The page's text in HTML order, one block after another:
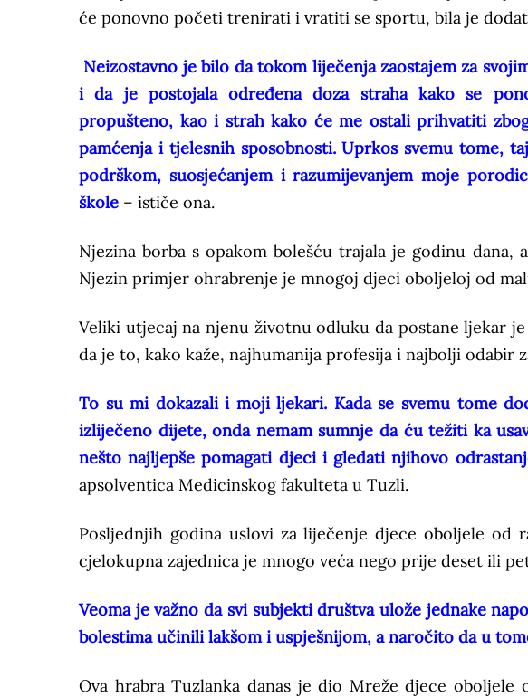
će ponovno početi trenirati i vratiti se sportu, bila je
Neizostavno je bilo da tokom liječenja zaostajem za
i da je postojala određena doza straha kako se
propušteno, kao i strah kako će me ostali prihvatiti
pamćenja i tjelesnih sposobnosti. Uprkos svemu tome,
podrškom, suosjećanjem i razumijevanjem moje
škole – ističe ona.
Njezina borba s opakom bolešću trajala je godinu dana,
Njezin primjer ohrabrenje je mnogoj djeci oboljeloj od
Veliki utjecaj na njenu životnu odluku da postane ljekar
da je to, kako kaže, najhumanija profesija i najbolji odabir
To su mi dokazali i moji ljekari. Kada se svemu tome
izliječeno dijete, onda nemam sumnje da ću težiti ka
nešto najljepše pomagati djeci i gledati njihovo
apsolventica Medicinskog fakulteta u Tuzli.
Posljednjih godina uslovi za liječenje djece oboljele od
cjelokupna zajednica je mnogo veća nego prije deset ili
Veoma je važno da svi subjekti društva ulože jednake
bolestima učinili lakšom i uspješnijom, a naročito da u
Ova hrabra Tuzlanka danas je dio Mreže djece